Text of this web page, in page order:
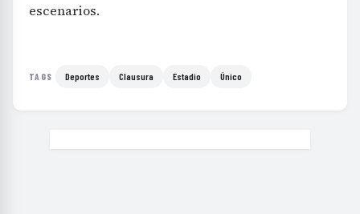
escenarios.
TAGS Deportes Clausura Estadio Único